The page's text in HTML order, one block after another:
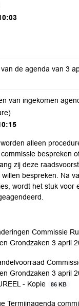
de agenda van 3
van ingekomen
alleen
bespreken
zij deze
bespreken. Na
wordt het stuk voor
Commissie
Grondzaken 3 april
Grondzaken 3 april
- Kopie
86 KB
Termijnagenda